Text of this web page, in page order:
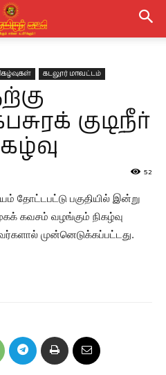
கடலூர் மாவட்டம்
குடிநீர்
52
தோட்டபட்டு பகுதியில் இன்று
கவசம் வழங்கும் நிகழ்வு
முன்னெடுக்கப்பட்டது.